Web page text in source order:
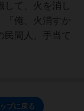
して、火を消し
「俺、火消すか
民間人、手当て
プに戻る